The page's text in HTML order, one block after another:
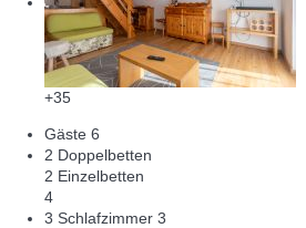
+35
Gäste 6
2 Doppelbetten
2 Einzelbetten
4
3 Schlafzimmer 3